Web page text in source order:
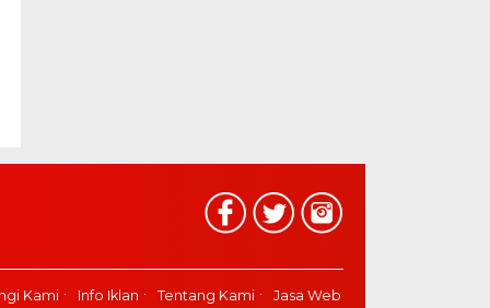
Kami Info Iklan Tentang Kami Jasa Web